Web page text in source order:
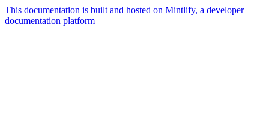
This documentation is built and hosted on Mintlify, a developer
documentation platform